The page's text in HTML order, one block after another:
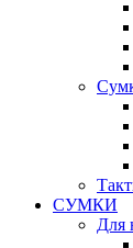
СУМКИ
Для